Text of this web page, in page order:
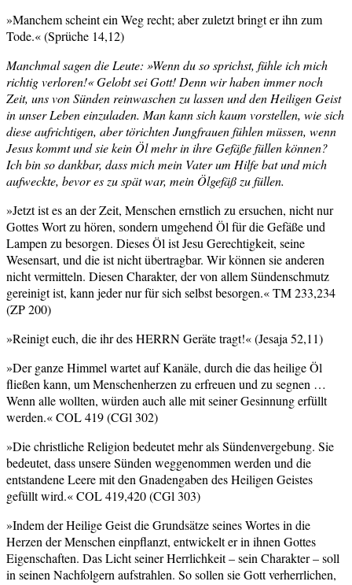
»Manchem scheint ein Weg recht; aber zuletzt bringt er ihn zum
Tode.« (Sprüche 14,12)
Manchmal sagen die Leute: »Wenn du so sprichst, fühle ich mich
richtig verloren!« Gelobt sei Gott! Denn wir haben immer noch
Zeit, uns von Sünden reinwaschen zu lassen und den Heiligen Geist
in unser Leben einzuladen. Man kann sich kaum vorstellen, wie sich
diese aufrichtigen, aber törichten Jungfrauen fühlen müssen, wenn
Jesus kommt und sie kein Öl mehr in ihre Gefäße füllen können?
Ich bin so dankbar, dass mich mein Vater um Hilfe bat und mich
aufweckte, bevor es zu spät war, mein Ölgefäß zu füllen.
»Jetzt ist es an der Zeit, Menschen ernstlich zu ersuchen, nicht nur
Gottes Wort zu hören, sondern umgehend Öl für die Gefäße und
Lampen zu besorgen. Dieses Öl ist Jesu Gerechtigkeit, seine
Wesensart, und die ist nicht übertragbar. Wir können sie anderen
nicht vermitteln. Diesen Charakter, der von allem Sündenschmutz
gereinigt ist, kann jeder nur für sich selbst besorgen.« TM 233,234
(ZP 200)
»Reinigt euch, die ihr des HERRN Geräte tragt!« (Jesaja 52,11)
»Der ganze Himmel wartet auf Kanäle, durch die das heilige Öl
fließen kann, um Menschenherzen zu erfreuen und zu segnen …
Wenn alle wollten, würden auch alle mit seiner Gesinnung erfüllt
werden.« COL 419 (CGl 302)
»Die christliche Religion bedeutet mehr als Sündenvergebung. Sie
bedeutet, dass unsere Sünden weggenommen werden und die
entstandene Leere mit den Gnadengaben des Heiligen Geistes
gefüllt wird.« COL 419,420 (CGl 303)
»Indem der Heilige Geist die Grundsätze seines Wortes in die
Herzen der Menschen einpflanzt, entwickelt er in ihnen Gottes
Eigenschaften. Das Licht seiner Herrlichkeit – sein Charakter – soll
in seinen Nachfolgern aufstrahlen. So sollen sie Gott verherrlichen,